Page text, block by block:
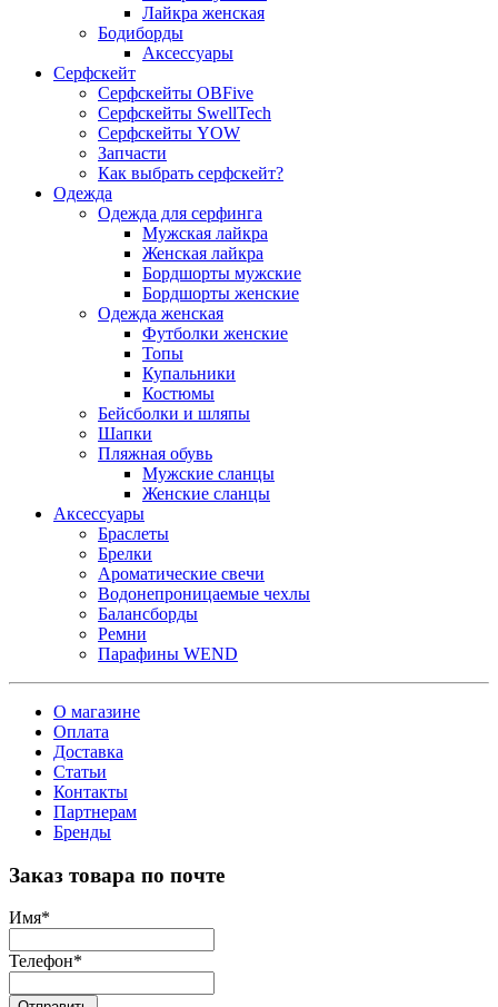
Лайкра женская
Бодиборды
Аксессуары
Серфскейт
Серфскейты OBFive
Серфскейты SwellTech
Серфскейты YOW
Запчасти
Как выбрать серфскейт?
Одежда
Одежда для серфинга
Мужская лайкра
Женская лайкра
Бордшорты мужские
Бордшорты женские
Одежда женская
Футболки женские
Топы
Купальники
Костюмы
Бейсболки и шляпы
Шапки
Пляжная обувь
Мужские сланцы
Женские сланцы
Аксессуары
Браслеты
Брелки
Ароматические свечи
Водонепроницаемые чехлы
Балансборды
Ремни
Парафины WEND
О магазине
Оплата
Доставка
Статьи
Контакты
Партнерам
Бренды
Заказ товара по почте
Имя*
Телефон*